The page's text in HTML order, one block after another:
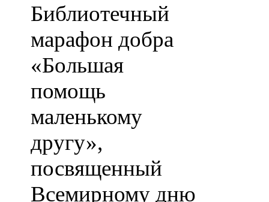
Библиотечный
марафон добра
«Большая
помощь
маленькому
другу»,
посвященный
Всемирному дню